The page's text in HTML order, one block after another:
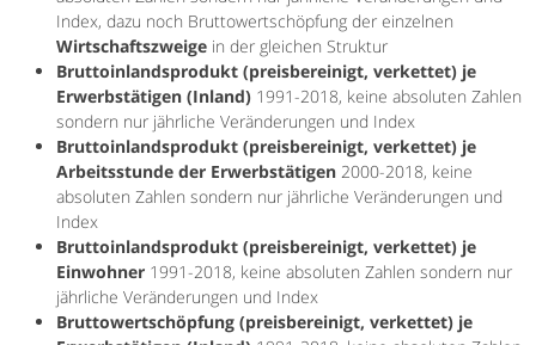
Index, dazu noch Bruttowertschöpfung der einzelnen
Wirtschaftszweige in der gleichen Struktur
Bruttoinlandsprodukt (preisbereinigt, verkettet) je
Erwerbstätigen (Inland) 1991-2018, keine absoluten Zahlen
sondern nur jährliche Veränderungen und Index
Bruttoinlandsprodukt (preisbereinigt, verkettet) je
Arbeitsstunde der Erwerbstätigen 2000-2018, keine
absoluten Zahlen sondern nur jährliche Veränderungen und
Index
Bruttoinlandsprodukt (preisbereinigt, verkettet) je
Einwohner 1991-2018, keine absoluten Zahlen sondern nur
jährliche Veränderungen und Index
Bruttowertschöpfung (preisbereinigt, verkettet) je